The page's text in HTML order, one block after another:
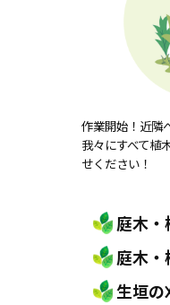
作業開始！近隣
我々にすべて植
せください！
庭木
庭木・
生垣の